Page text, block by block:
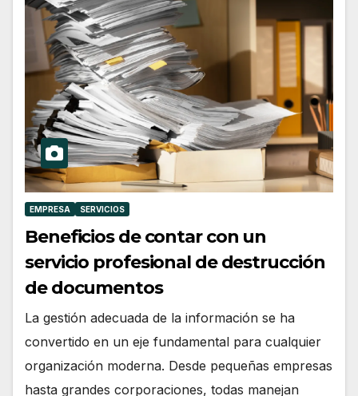
EMPRESA SERVICIOS
Beneficios de contar con un
servicio profesional de destrucción
de documentos
La gestión adecuada de la información se ha
convertido en un eje fundamental para cualquier
organización moderna. Desde pequeñas empresas
hasta grandes corporaciones, todas manejan